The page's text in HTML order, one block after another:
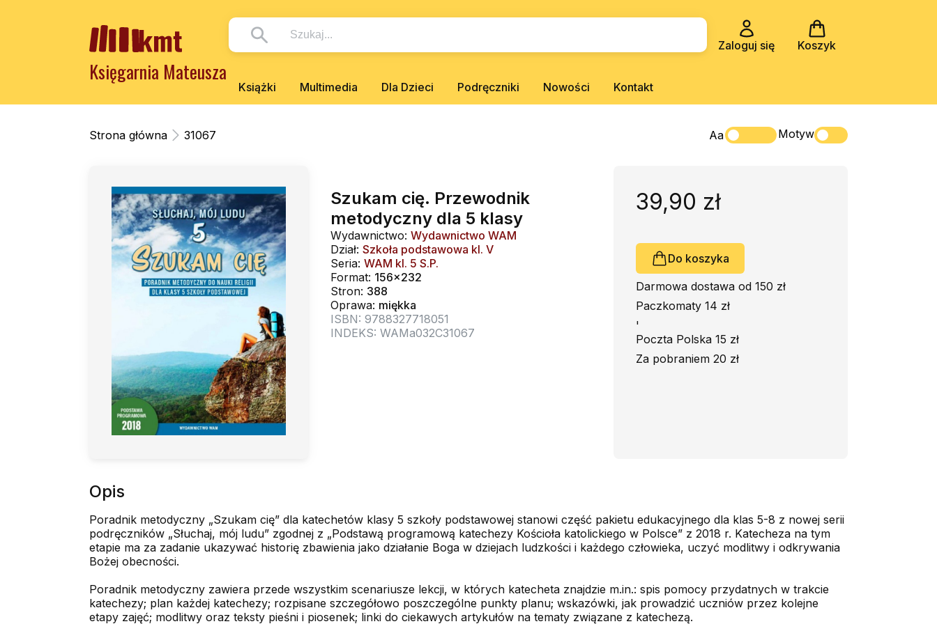
Zaloguj się Koszyk
Księgarnia Mateusza
Książki Multimedia Dla Dzieci Podręczniki Nowości Kontakt
Strona główna 31067 Aa Motyw
Szukam cię. Przewodnik
metodyczny dla 5 klasy
Wydawnictwo: Wydawnictwo WAM
Dział: Szkoła podstawowa kl. V
Seria: WAM kl. 5 S.P.
Format: 156x232
Stron: 388
Oprawa: miękka
ISBN: 9788327718051
INDEKS: WAMa032C31067
39,90 zł
Do koszyka
Darmowa dostawa od 150 zł
Paczkomaty 14 zł
'
Poczta Polska 15 zł
Za pobraniem 20 zł
Opis
Poradnik metodyczny „Szukam cię” dla katechetów klasy 5 szkoły podstawowej stanowi część pakietu edukacyjnego dla klas 5-8 z nowej serii
podręczników „Słuchaj, mój ludu” zgodnej z „Podstawą programową katechezy Kościoła katolickiego w Polsce” z 2018 r. Katecheza na tym
etapie ma za zadanie ukazywać historię zbawienia jako działanie Boga w dziejach ludzkości i każdego człowieka, uczyć modlitwy i odkrywania
Bożej obecności.
Poradnik metodyczny zawiera przede wszystkim scenariusze lekcji, w których katecheta znajdzie m.in.: spis pomocy przydatnych w trakcie
katechezy; plan każdej katechezy; rozpisane szczegółowo poszczególne punkty planu; wskazówki, jak prowadzić uczniów przez kolejne
etapy zajęć; modlitwy oraz teksty pieśni i piosenek; linki do ciekawych artykułów na tematy związane z katechezą.